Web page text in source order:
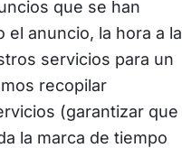
que se han
anuncio, la hora a la
servicios para un
recopilar
(garantizar que
la marca de tiempo